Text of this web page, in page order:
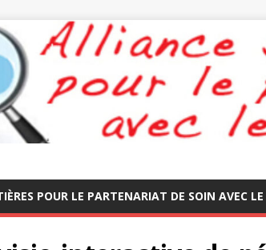
POUR LE PARTENARIAT DE SOIN AVEC